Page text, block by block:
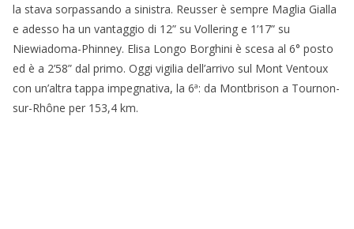
la stava sorpassando a sinistra. Reusser è sempre Maglia Gialla
e adesso ha un vantaggio di 12” su Vollering e 1’17” su
Niewiadoma-Phinney. Elisa Longo Borghini è scesa al 6° posto
ed è a 2’58” dal primo. Oggi vigilia dell’arrivo sul Mont Ventoux
con un’altra tappa impegnativa, la 6ª: da Montbrison a Tournon-
sur-Rhône per 153,4 km.